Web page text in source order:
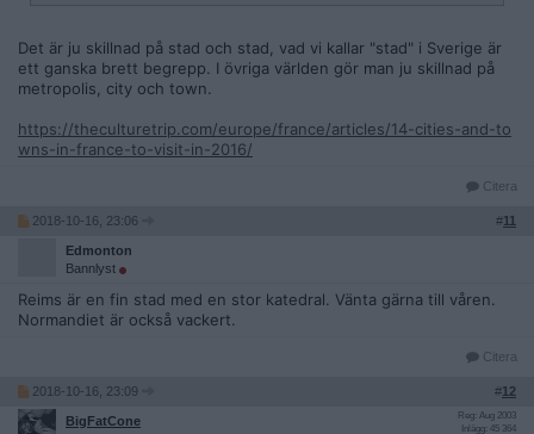
Det är ju skillnad på stad och stad, vad vi kallar "stad" i Sverige är
ett ganska brett begrepp. I övriga världen gör man ju skillnad på
metropolis, city och town.
https://theculturetrip.com/europe/france/articles/14-cities-and-to
wns-in-france-to-visit-in-2016/
Citera
2018-10-16, 23:06 #11
Edmonton
Bannlyst
Reims är en fin stad med en stor katedral. Vänta gärna till våren.
Normandiet är också vackert.
Citera
2018-10-16, 23:09 #12
BigFatCone
Reg: Aug 2003
Inlägg: 45 364